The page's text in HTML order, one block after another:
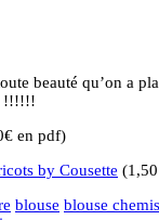
beauté qu’on a
!!!!!!
en pdf)
by Cousette
blouse blouse